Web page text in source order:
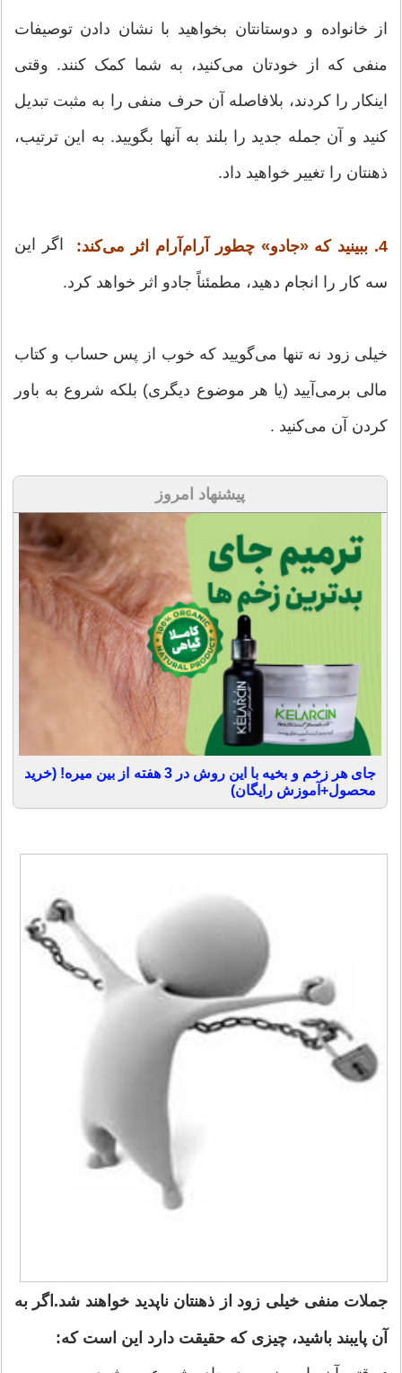
از خانواده و دوستانتان بخواهید با نشان دادن توصیفات
منفی که از خودتان می‌کنید، به شما کمک کنند. وقتی
اینکار را کردند، بلافاصله آن حرف منفی را به مثبت تبدیل
کنید و آن جمله جدید را بلند به آنها بگویید. به این ترتیب،
ذهنتان را تغییر خواهید داد.
4. ببینید که «جادو» چطور آرام‌آرام اثر می‌کند: اگر این
سه کار را انجام دهید، مطمئناً جادو اثر خواهد کرد.
خیلی زود نه تنها می‌گویید که خوب از پس حساب و کتاب
مالی برمی‌آیید (یا هر موضوع دیگری) بلکه شروع به باور
کردن آن می‌کنید .
پیشنهاد امروز
جای هر زخم و بخیه با این روش در 3 هفته از بین میره! (خرید
محصول+آموزش رایگان)
جملات منفی خیلی زود از ذهنتان ناپدید خواهند شد.اگر به
آن پایبند باشید، چیزی که حقیقت دارد این است که: